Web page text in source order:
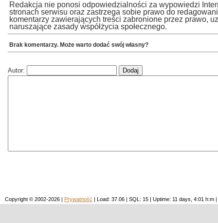
Redakcja nie ponosi odpowiedzialności za wypowiedzi
stronach serwisu oraz zastrzega sobie prawo do
komentarzy zawierających treści zabronione przez prawo,
naruszające zasady współżycia społecznego.
Brak komentarzy. Może warto dodać swój własny?
Autor:
Copyright © 2002-2026 | Prywatność | Load: 37.06 | SQL: 15 | Uptime: 11 days, 4:01